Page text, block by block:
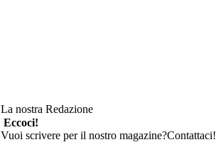
La nostra Redazione
Eccoci!
Vuoi scrivere per il nostro magazine?Contattaci!